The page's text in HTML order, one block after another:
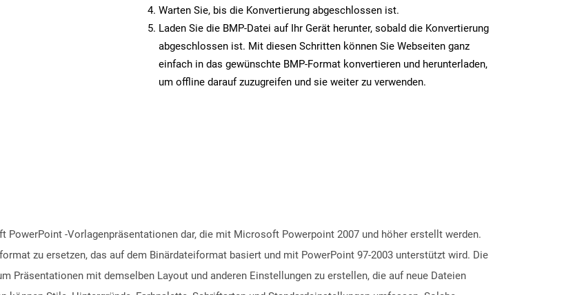
Warten Sie, bis die Konvertierung abgeschlossen ist.
Laden Sie die BMP-Datei auf Ihr Gerät herunter, sobald die Konvertierung
abgeschlossen ist. Mit diesen Schritten können Sie Webseiten ganz
einfach in das gewünschte BMP-Format konvertieren und herunterladen,
um offline darauf zuzugreifen und sie weiter zu verwenden.
PowerPoint -Vorlagenpräsentationen dar, die mit Microsoft Powerpoint 2007 und höher erstellt werden.
zu ersetzen, das auf dem Binärdateiformat basiert und mit PowerPoint 97-2003 unterstützt wird. Die
Präsentationen mit demselben Layout und anderen Einstellungen zu erstellen, die auf neue Dateien